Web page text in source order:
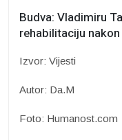
Budva: Vladimiru
rehabilitaciju
Izvor: Vijesti
Autor: Da.M
Foto: Humanost.com